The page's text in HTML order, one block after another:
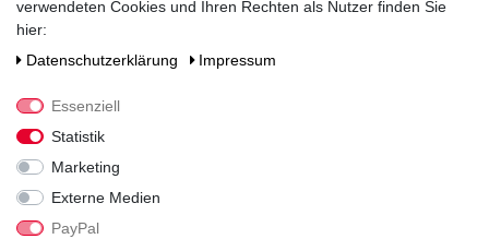
0.7Liter
verwendeten Cookies und Ihren Rechten als Nutzer finden Sie
hier:
Daten­schutz­erklärung
Impressum
Essenziell
Statistik
Marketing
Externe Medien
PayPal